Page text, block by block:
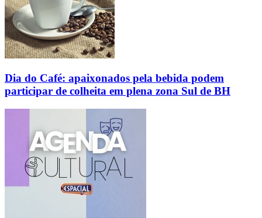
Dia do Café: apaixonados pela bebida podem
participar de colheita em plena zona Sul de BH